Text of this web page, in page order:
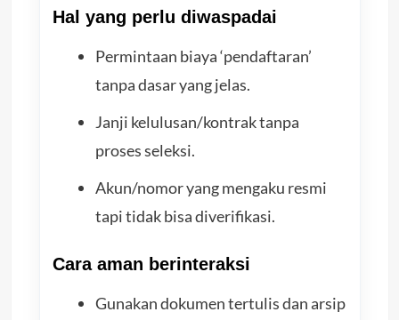
Hal yang perlu diwaspadai
Permintaan biaya ‘pendaftaran’
tanpa dasar yang jelas.
Janji kelulusan/kontrak tanpa
proses seleksi.
Akun/nomor yang mengaku resmi
tapi tidak bisa diverifikasi.
Cara aman berinteraksi
Gunakan dokumen tertulis dan arsip